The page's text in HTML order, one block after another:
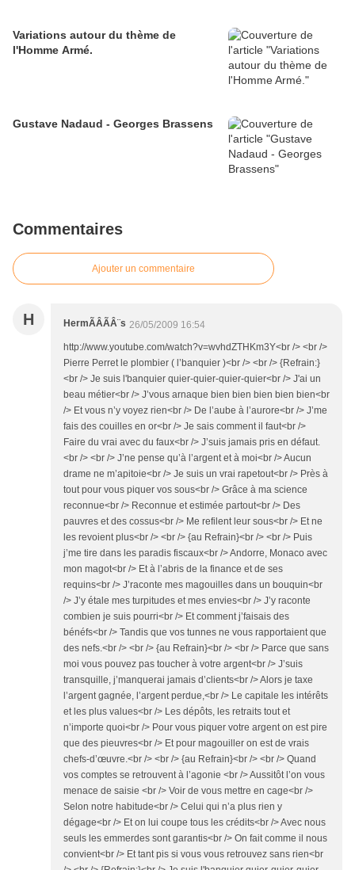
Variations autour du thème de
l'Homme Armé.
Gustave Nadaud - Georges Brassens
Commentaires
Ajouter un commentaire
H HermÃÂÃÂ¨s 26/05/2009 16:54
http://www.youtube.com/watch?v=wvhdZTHKm3Y<br /> <br />
Pierre Perret le plombier ( l’banquier )<br /> <br /> {Refrain:}
<br /> Je suis l'banquier quier-quier-quier-quier<br /> J'ai un
beau métier<br /> J’vous arnaque bien bien bien bien bien<br
/> Et vous n’y voyez rien<br /> De l’aube à l’aurore<br /> J’me
fais des couilles en or<br /> Je sais comment il faut<br />
Faire du vrai avec du faux<br /> J’suis jamais pris en défaut.
<br /> <br /> J’ne pense qu’à l’argent et à moi<br /> Aucun
drame ne m’apitoie<br /> Je suis un vrai rapetout<br /> Près à
tout pour vous piquer vos sous<br /> Grâce à ma science
reconnue<br /> Reconnue et estimée partout<br /> Des
pauvres et des cossus<br /> Me refilent leur sous<br /> Et ne
les revoient plus<br /> <br /> {au Refrain}<br /> <br /> Puis
j’me tire dans les paradis fiscaux<br /> Andorre, Monaco avec
mon magot<br /> Et à l’abris de la finance et de ses
requins<br /> J’raconte mes magouilles dans un bouquin<br
/> J’y étale mes turpitudes et mes envies<br /> J’y raconte
combien je suis pourri<br /> Et comment j’faisais des
bénéfs<br /> Tandis que vos tunnes ne vous rapportaient que
des nefs.<br /> <br /> {au Refrain}<br /> <br /> Parce que sans
moi vous pouvez pas toucher à votre argent<br /> J’suis
transquille, j’manquerai jamais d’clients<br /> Alors je taxe
l’argent gagnée, l’argent perdue,<br /> Le capitale les intérêts
et les plus values<br /> Les dépôts, les retraits tout et
n’importe quoi<br /> Pour vous piquer votre argent on est pire
que des pieuvres<br /> Et pour magouiller on est de vrais
chefs-d’œuvre.<br /> <br /> {au Refrain}<br /> <br /> Quand
vos comptes se retrouvent à l’agonie <br /> Aussitôt l’on vous
menace de saisie <br /> Voir de vous mettre en cage<br />
Selon notre habitude<br /> Celui qui n’a plus rien y
dégage<br /> Et on lui coupe tous les crédits<br /> Avec nous
seuls les emmerdes sont garantis<br /> On fait comme il nous
convient<br /> Et tant pis si vous vous retrouvez sans rien<br